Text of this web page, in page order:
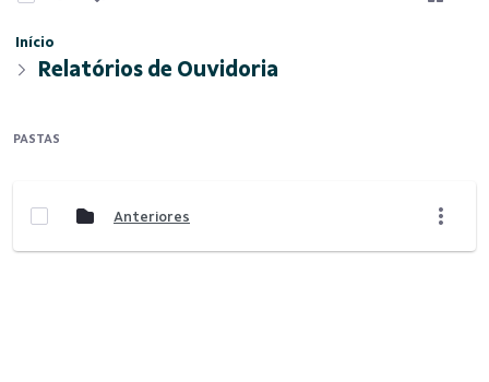
Início
Relatórios de Ouvidoria
PASTAS
Anteriores